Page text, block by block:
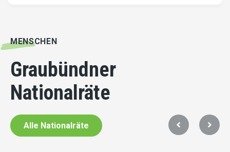
MENSCHEN
Graubündner
Nationalräte
Alle Nationalräte